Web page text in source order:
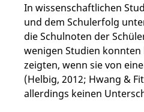
In wissenschaftlichen
und dem Schulerfolg
die Schulnoten der
wenigen Studien konnten
zeigten, wenn sie von
(Helbig, 2012; Hwang &
allerdings keinen